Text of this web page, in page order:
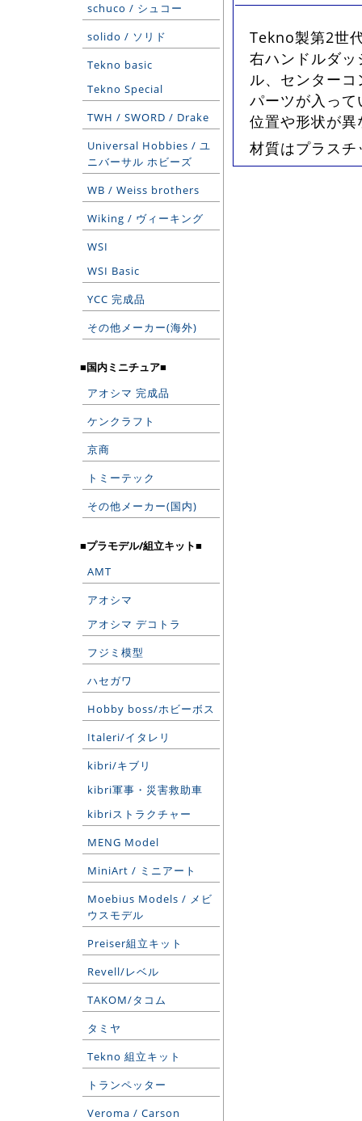
schuco / シュコー
solido / ソリド
Tekno basic
Tekno Special
TWH / SWORD / Drake
Universal Hobbies / ユ
ニバーサル ホビーズ
WB / Weiss brothers
Wiking / ヴィーキング
WSI
WSI Basic
YCC 完成品
その他メーカー(海外)
■国内ミニチュア■
アオシマ 完成品
ケンクラフト
京商
トミーテック
その他メーカー(国内)
■プラモデル/組立キット■
AMT
アオシマ
アオシマ デコトラ
フジミ模型
ハセガワ
Hobby boss/ホビーボス
Italeri/イタレリ
kibri/キブリ
kibri軍事・災害救助車
kibriストラクチャー
MENG Model
MiniArt / ミニアート
Moebius Models / メビ
ウスモデル
Preiser組立キット
Revell/レベル
TAKOM/タコム
タミヤ
Tekno 組立キット
トランペッター
Veroma / Carson
Tekno製第2世
右ハンドルダ
ル、センター
パーツが入っ
位置や形状が
材質はプラス